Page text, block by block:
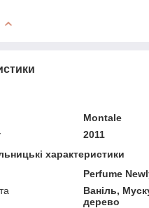
Montale
2011
характеристики
Perfume
Ваніль,
дерево